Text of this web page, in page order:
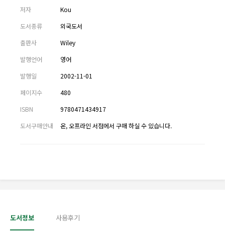
저자
Kou
도서종류
외국도서
출판사
Wiley
발행언어
영어
발행일
2002-11-01
페이지수
480
ISBN
9780471434917
도서구매안내
온, 오프라인 서점에서 구매 하실 수 있습니다.
도서정보 사용후기